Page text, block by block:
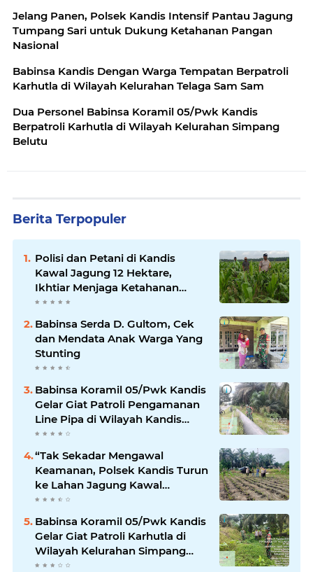
Jelang Panen, Polsek Kandis Intensif Pantau Jagung
Tumpang Sari untuk Dukung Ketahanan Pangan
Nasional
Babinsa Kandis Dengan Warga Tempatan Berpatroli
Karhutla di Wilayah Kelurahan Telaga Sam Sam
Dua Personel Babinsa Koramil 05/Pwk Kandis
Berpatroli Karhutla di Wilayah Kelurahan Simpang
Belutu
Berita Terpopuler
Polisi dan Petani di Kandis
Kawal Jagung 12 Hektare,
Ikhtiar Menjaga Ketahanan
Pangan
Babinsa Serda D. Gultom, Cek
dan Mendata Anak Warga Yang
Stunting
Babinsa Koramil 05/Pwk Kandis
Gelar Giat Patroli Pengamanan
Line Pipa di Wilayah Kandis
Kandis
“Tak Sekadar Mengawal
Keamanan, Polsek Kandis Turun
ke Lahan Jagung Kawal
Ketahanan Pangan
Babinsa Koramil 05/Pwk Kandis
Gelar Giat Patroli Karhutla di
Wilayah Kelurahan Simpang
Belutu